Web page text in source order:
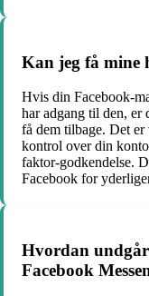
Kan jeg få mine
Hvis din Facebook-
har adgang til den, er
få dem tilbage. Det
kontrol over din
faktor-godkendelse.
Facebook for
Hvordan
Facebook